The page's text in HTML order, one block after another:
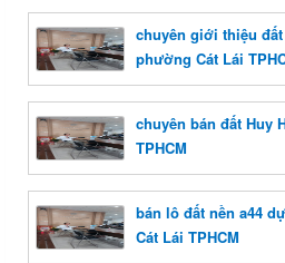
chuyên giới thiệu
phường Cát Lái
chuyên bán đất Huy
TPHCM
bán lô đất nền a44
Cát Lái TPHCM